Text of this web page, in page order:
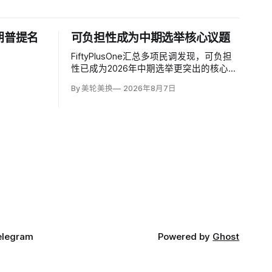
提名 可负担性成为中期选举核心议题
FiftyPlusOne汇总多项民调发现，可负担
性已成为2026年中期选举更突出的核心议
（The Economist）调查中，把通胀和物
By 美轮美换 2026年8月7日
Powered by Ghost